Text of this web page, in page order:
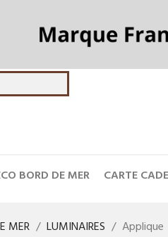
BORD DE MER CARTE
MER LUMINAIRES Applique